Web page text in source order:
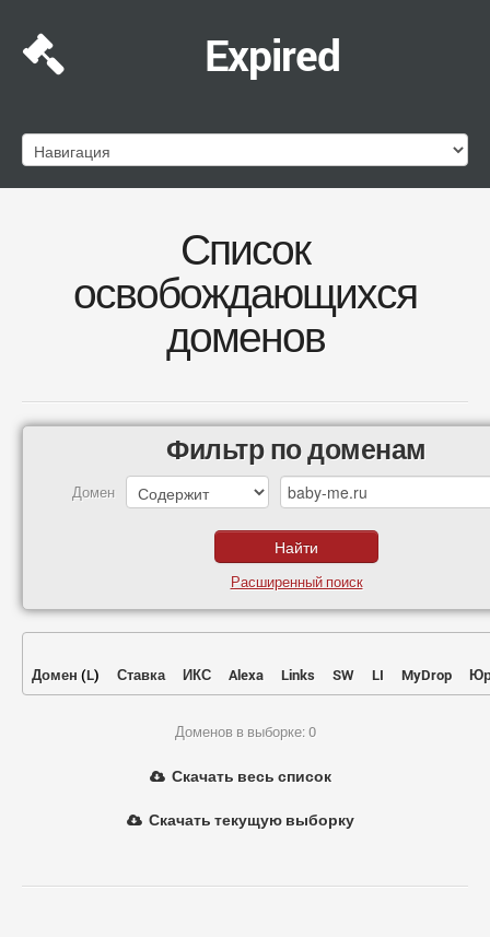
Expired
Список
освобождающихся
доменов
Фильтр по доменам
Домен
Расширенный поиск
Домен (L) Ставка ИКС Alexa Links SW LI MyDrop
Доменов в выборке: 0
Скачать весь список
Скачать текущую выборку